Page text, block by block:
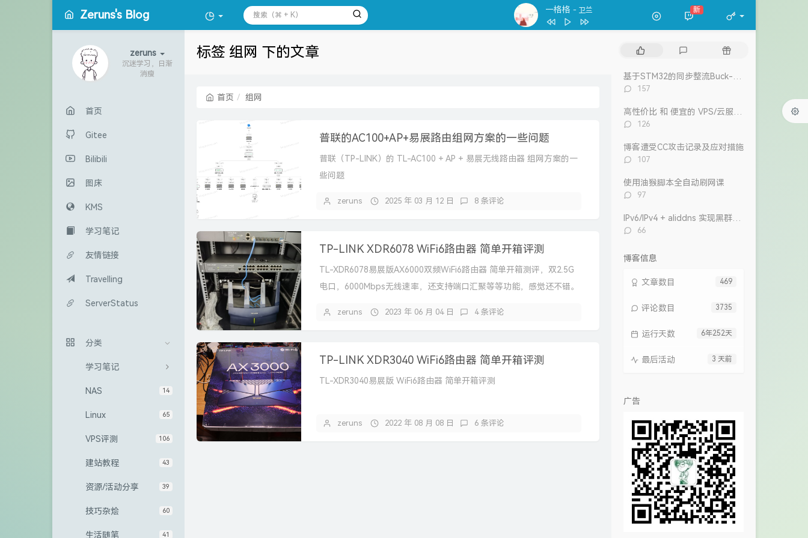
Zeruns's Blog 一格格 - 卫兰
1
春夏秋冬 张国荣
周柏豪
张国荣
7 Dear Leslie
吴雨霏 / 周柏豪
陈奕迅 / eason and the duo band
洪卓立
新
zeruns
沉迷学习，日渐
消瘦
首页
Gitee
Bilibili
图床
KMS
学习笔记
友情链接
Travelling
ServerStatus
分类
学习笔记
14
NAS
65
Linux
106
VPS评测
43
建站教程
39
资源/活动分享
60
技巧杂烩
41
生活随笔
标签 组网 下的文章
首页 组网
普联的AC100+AP+易展路由组网方案的一些问题
普联（TP-LINK）的 TL-AC100 + AP + 易展无线路由器 组网方案的一
些问题
zeruns 2025 年 03 月 12 日 8 条评论
TP-LINK XDR6078 WiFi6路由器 简单开箱评测
TL-XDR6078易展版AX6000双频WiFi6路由器 简单开箱测评，双2.5G
电口，6000Mbps无线速率，还支持端口汇聚等等功能，感觉还不错。
zeruns 2023 年 06 月 04 日 4 条评论
TP-LINK XDR3040 WiFi6路由器 简单开箱评测
TL-XDR3040易展版 WiFi6路由器 简单开箱评测
zeruns 2022 年 08 月 08 日 6 条评论
文
章
评
随
评
数：
157
评
数：
126
博客遭受CC攻击记录及应对措施
评
数：
107
使用油猴脚本全自动刷网课
评
数：
97
评
66
博客信息
469
文章数目
3735
评论数目
6年252天
运行天数
3 天前
最后活动
广告